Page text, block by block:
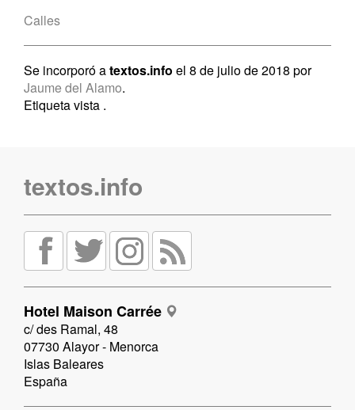
Calles
Se incorporó atextos.info el 8 de julio de 2018 por
Jaume del Alamo.
Etiqueta vista .
textos.info
Hotel Maison Carrée
c/ des Ramal, 48
07730 Alayor - Menorca
Islas Baleares
España